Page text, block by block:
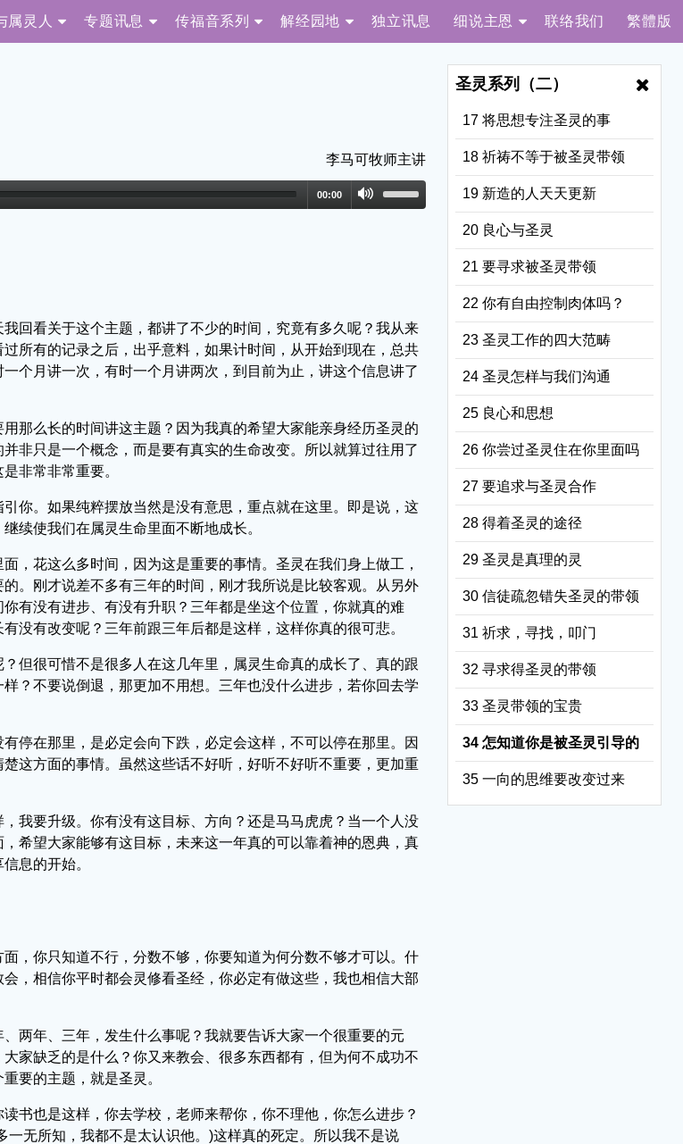
属灵人 专题讯息 传福音系列 解经园地 独立讯息 细说主恩 联络我们 繁體版
李马可牧师主讲
00:00
回看关于这个主题，都讲了不少的时间，究竟有多久呢？我从来
所有的记录之后，出乎意料，如果计时间，从开始到现在，总共
个月讲一次，有时一个月讲两次，到目前为止，讲这个信息讲了
那么长的时间讲这主题？因为我真的希望大家能亲身经历圣灵的
非只是一个概念，而是要有真实的生命改变。所以就算过往用了
非常非常重要。
你。如果纯粹摆放当然是没有意思，重点就在这里。即是说，这
续使我们在属灵生命里面不断地成长。
，花这么多时间，因为这是重要的事情。圣灵在我们身上做工，
。刚才说差不多有三年的时间，刚才我所说是比较客观。从另外
有没有进步、有没有升职？三年都是坐这个位置，你就真的难
没有改变呢？三年前跟三年后都是这样，这样你真的很可悲。
但很可惜不是很多人在这几年里，属灵生命真的成长了、真的跟
？不要说倒退，那更加不用想。三年也没什么进步，若你回去学
停在那里，是必定会向下跌，必定会这样，不可以停在那里。因
这方面的事情。虽然这些话不好听，好听不好听不重要，更加重
我要升级。你有没有这目标、方向？还是马马虎虎？当一个人没
希望大家能够有这目标，未来这一年真的可以靠着神的恩典，真
息的开始。
，你只知道不行，分数不够，你要知道为何分数不够才可以。什
，相信你平时都会灵修看圣经，你必定有做这些，我也相信大部
两年、三年，发生什么事呢？我就要告诉大家一个很重要的元
家缺乏的是什么？你又来教会、很多东西都有，但为何不成功不
要的主题，就是圣灵。
书也是这样，你去学校，老师来帮你，你不理他，你怎么进步？
无所知，我都不是太认识他。)这样真的死定。所以我不是说
圣灵系列（二）
17 将思想专注圣灵的事
18 祈祷不等于被圣灵带领
19 新造的人天天更新
20 良心与圣灵
21 要寻求被圣灵带领
22 你有自由控制肉体吗？
23 圣灵工作的四大范畴
24 圣灵怎样与我们沟通
25 良心和思想
26 你尝过圣灵住在你里面吗
27 要追求与圣灵合作
28 得着圣灵的途径
29 圣灵是真理的灵
30 信徒疏忽错失圣灵的带领
31 祈求，寻找，叩门
32 寻求得圣灵的带领
33 圣灵带领的宝贵
34 怎知道你是被圣灵引导的
35 一向的思维要改变过来